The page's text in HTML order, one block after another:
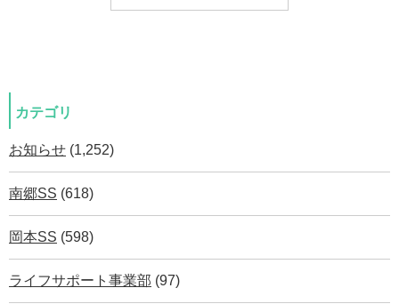
カテゴリ
お知らせ (1,252)
南郷SS (618)
岡本SS (598)
ライフサポート事業部 (97)